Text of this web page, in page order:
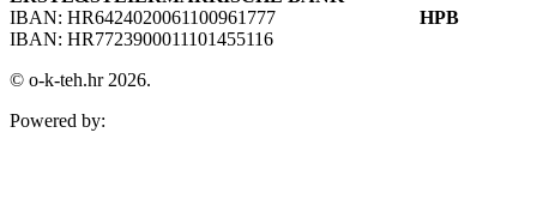
IBAN: HR6424020061100961777 HPB
IBAN: HR7723900011101455116
© o-k-teh.hr 2026.
Powered by: